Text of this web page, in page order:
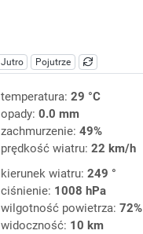
Jutro Pojutrze
temperatura: 29 °C
opady: 0.0 mm
zachmurzenie: 49%
prędkość wiatru: 22 km/h
kierunek wiatru: 249 °
ciśnienie: 1008 hPa
wilgotność powietrza: 72%
widoczność: 10 km